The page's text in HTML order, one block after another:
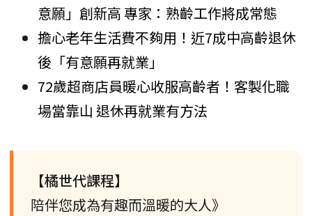
意願」創新高 專家：熟齡工作將成常態
擔心老年生活費不夠用！近7成中高齡退休
後「有意願再就業」
72歲超商店員暖心收服高齡者！客製化職
場當靠山 退休再就業有方法
【橘世代課程】
陪伴您成為有趣而溫暖的大人》